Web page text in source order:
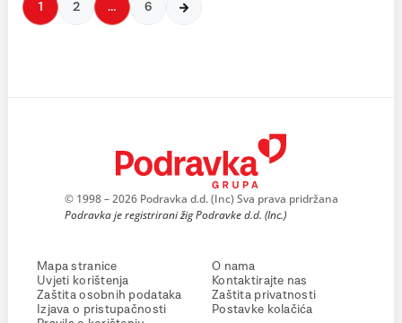
1 2 … 6
© 1998 – 2026 Podravka d.d. (Inc) Sva prava pridržana
Podravka je registrirani žig Podravke d.d. (Inc.)
Mapa stranice
Uvjeti korištenja
Zaštita osobnih podataka
Izjava o pristupačnosti
O nama
Kontaktirajte nas
Zaštita privatnosti
Postavke kolačića